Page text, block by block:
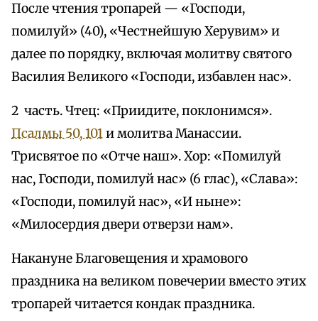
После чтения тропарей — «Господи,
помилуй» (40), «Честнейшую Херувим» и
далее по порядку, включая молитву святого
Василия Великого «Господи, избавлен нас».
2 часть. Чтец: «Приидите, поклонимся».
Псалмы 50, 101и молитва Манассии.
Трисвятое по «Отче наш». Хор: «Помилуй
нас, Господи, помилуй нас» (6 глас), «Слава»:
«Господи, помилуй нас», «И ныне»:
«Милосердия двери отверзи нам».
Накануне Благовещения и храмового
праздника на великом повечерии вместо этих
тропарей читается кондак праздника.